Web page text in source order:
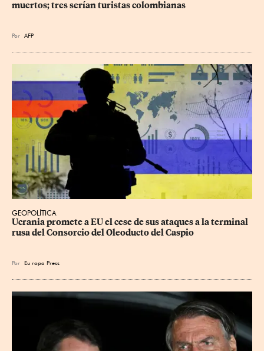
muertos; tres serían turistas colombianas
Por AFP
GEOPOLÍTICA
Ucrania promete a EU el cese de sus ataques a la terminal
rusa del Consorcio del Oleoducto del Caspio
Por Eu ropa Press